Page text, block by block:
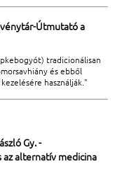
Útmutató a
tradicionálisan
és ebből
használják."
Gy. -
alternatív medicina